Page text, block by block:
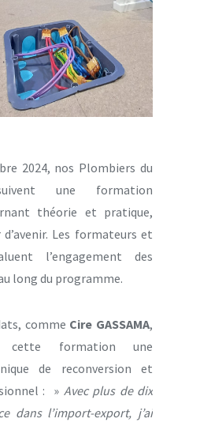
2024, nos Plombiers du
une formation
théorie et pratique,
Les formateurs et
l’engagement des
long du programme.
comme Cire GASSAMA,
cette formation une
de reconversion et
: » Avec plus de dix
dans l’import-export, j’ai